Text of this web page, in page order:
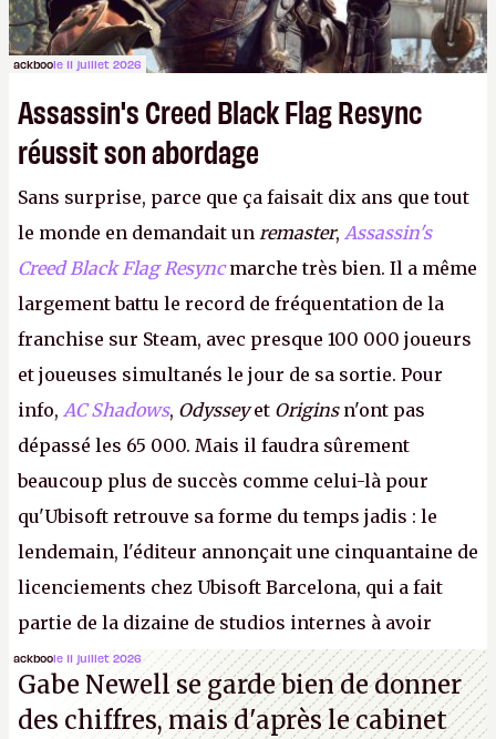
ackboole 11 juillet 2026
Assassin's Creed Black Flag Resync
réussit son abordage
Sans surprise, parce que ça faisait dix ans que tout
le monde en demandait un remaster, Assassin's
Creed Black Flag Resyncmarche très bien. Il a même
largement battu le record de fréquentation de la
franchise sur Steam, avec presque 100 000 joueurs
et joueuses simultanés le jour de sa sortie. Pour
info, AC Shadows, Odysseyet Originsn'ont pas
dépassé les 65 000. Mais il faudra sûrement
beaucoup plus de succès comme celui-là pour
qu'Ubisoft retrouve sa forme du temps jadis : le
lendemain, l'éditeur annonçait une cinquantaine de
licenciements chez Ubisoft Barcelona, qui a fait
partie de la dizaine de studios internes à avoir
travaillé sur cetAssassin's Creedsous la direction
d'Ubisoft Singapour.A.
ackboole 11 juillet 2026
Gabe Newell se garde bien de donner
des chiffres, mais d'après le cabinet